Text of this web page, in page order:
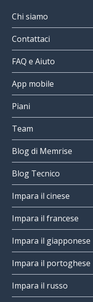
Chi siamo
Contattaci
FAQ e Aiuto
App mobile
Piani
Team
Blog di Memrise
Blog Tecnico
Impara il cinese
Impara il francese
Impara il giapponese
Impara il portoghese
Impara il russo